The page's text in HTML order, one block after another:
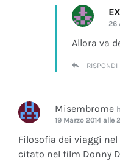
26
Allora va
RISPONDI
Misembrome
19 Marzo 2014 alle
Filosofia dei viaggi
citato nel film Donny